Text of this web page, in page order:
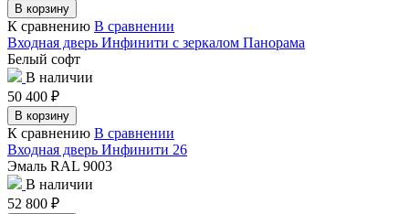
В корзину
К сравнению В сравнении
Входная дверь Инфинити с зеркалом Панорама
Белый софт
В наличии
50 400 ₽
В корзину
К сравнению В сравнении
Входная дверь Инфинити 26
Эмаль RAL 9003
В наличии
52 800 ₽